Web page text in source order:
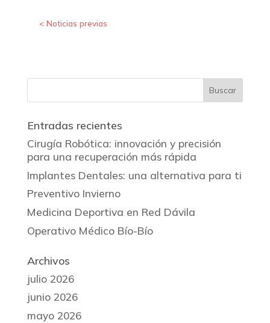
« Entradas más antiguas
Entradas recientes
Cirugía Robótica: innovación y precisión
para una recuperación más rápida
Implantes Dentales: una alternativa para ti
Preventivo Invierno
Medicina Deportiva en Red Dávila
Operativo Médico Bío-Bío
Archivos
julio 2026
junio 2026
mayo 2026